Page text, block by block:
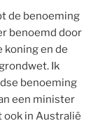
de benoeming
benoemd door
koning en de
Ik
benoeming
een minister
ook in Australië